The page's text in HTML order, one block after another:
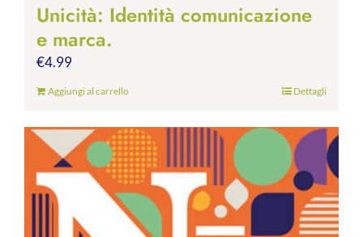
Unicità: Identità comunicazione
e marca.
€4.99
Aggiungi al carrello Dettagli